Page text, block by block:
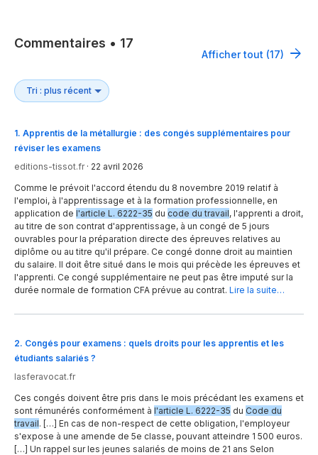
Commentaires • 17
Afficher tout (17)
1. Apprentis de la métallurgie : des congés supplémentaires pour
réviser les examens
editions-tissot.fr· 22 avril 2026
Comme le prévoit l'accord étendu du 8 novembre 2019 relatif à
l'emploi, à l'apprentissage et à la formation professionnelle, en
application de l'article L. 6222-35 du code du travail, l'apprenti a droit,
au titre de son contrat d'apprentissage, à un congé de 5 jours
ouvrables pour la préparation directe des épreuves relatives au
diplôme ou au titre qu'il prépare. Ce congé donne droit au maintien
du salaire. Il doit être situé dans le mois qui précède les épreuves et
l'apprenti. Ce congé supplémentaire ne peut pas être imputé sur la
durée normale de formation CFA prévue au contrat. Lire la suite…
2. Congés pour examens : quels droits pour les apprentis et les
étudiants salariés ?
lasferavocat.fr
Ces congés doivent être pris dans le mois précédant les examens et
sont rémunérés conformément à l'article L. 6222-35 du Code du
travail. […] En cas de non-respect de cette obligation, l'employeur
s'expose à une amende de 5e classe, pouvant atteindre 1 500 euros.
[…] Un rappel sur les jeunes salariés de moins de 21 ans Selon